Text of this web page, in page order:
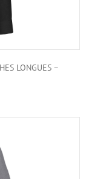
LONGUES –